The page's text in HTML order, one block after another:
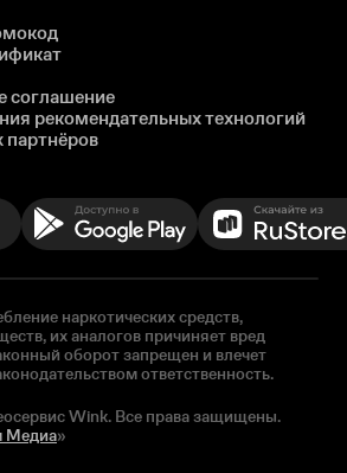
соглашение
рекомендательных технологий
партнёров
наркотических средств,
их аналогов причиняет вред
оборот запрещен и влечет
ответственность.
Wink. Все права защищены.
Медиа»